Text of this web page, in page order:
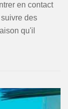
en contact
des
qu'il